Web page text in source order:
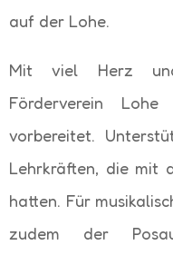
auf der Lohe.
Mit viel Herz
Förderverein
vorbereitet.
Lehrkräften, die mit
hatten. Für
zudem der